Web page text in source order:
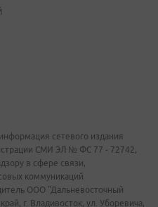
сетевого издания
СМИ ЭЛ № ФС 77 - 72742,
в сфере связи,
коммуникаций
ООО "Дальневосточный
г. Владивосток, ул. Уборевича,